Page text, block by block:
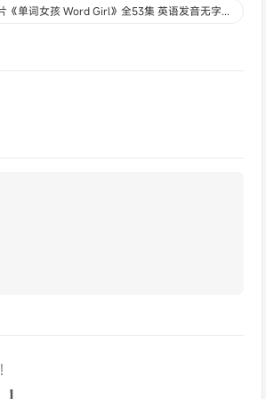
下一篇：美国动画片《单词女孩 Word Girl》全53集 英语发音无字幕 标清/MP4/4.97G 动画片单词女孩下载